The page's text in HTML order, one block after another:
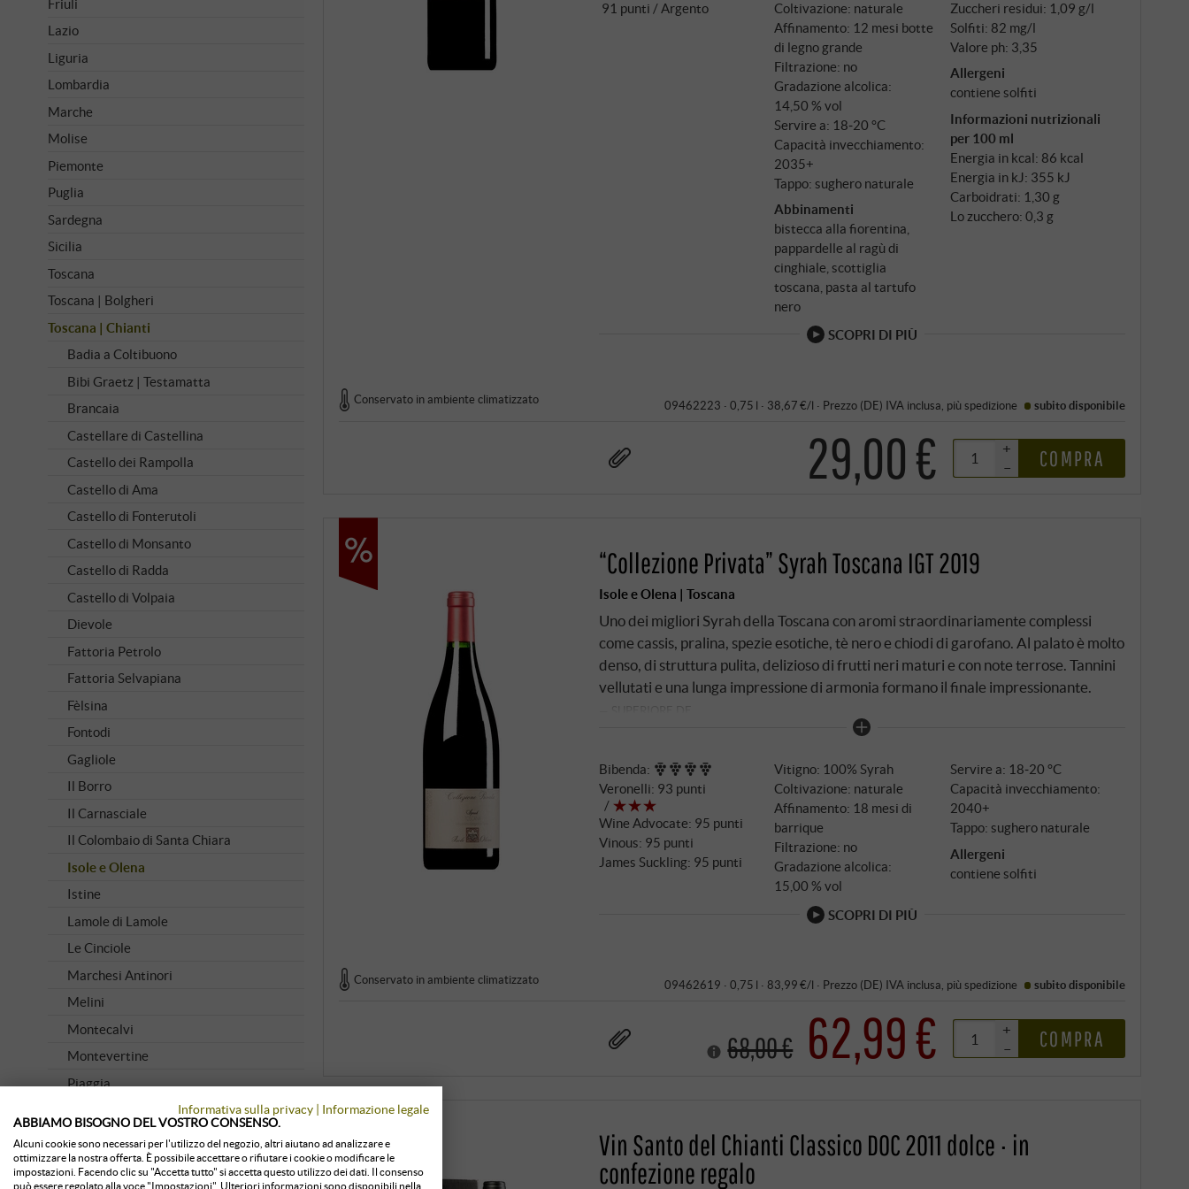
bottiglie di riferimento in Italia. Emanuele Reolon, il nuovo direttore tecnico di
Isole e Olena, riassume così: "Paolo ha portato lo stile piemontese in Toscana. Ha
trattato il Sangiovese come il Nebbiolo". Allora fu una rivoluzione. Oggi è un
91 punti / Argento
Coltivazione: naturale
Affinamento: 12 mesi botte
di legno grande
Filtrazione: no
Gradazione alcolica:
14,50 % vol
Servire a: 18‑20 °C
Capacità invecchiamento:
2035+
Tappo: sughero naturale
Abbinamenti
bistecca alla fiorentina,
pappardelle al ragù di
cinghiale, scottiglia
toscana, pasta al tartufo
nero
Zuccheri residui: 1,09 g/l
Solfiti: 82 mg/l
Valore ph: 3,35
Allergeni
contiene solfiti
Informazioni nutrizionali
per 100 ml
Energia in kcal: 86 kcal
Energia in kJ: 355 kJ
Carboidrati: 1,30 g
Lo zucchero: 0,3 g
SCOPRI DI PIÙ
Conservato in ambiente climatizzato 09462223 · 0,75 l · 38,67 €/l · Prezzo (DE) IVA inclusa , più spedizione subito disponibile
29,00 €
+
–
COMPRA
“Collezione Privata” Syrah Toscana IGT 2019
Isole e Olena | Toscana
Uno dei migliori Syrah della Toscana con aromi straordinariamente complessi
come cassis, pralina, spezie esotiche, tè nero e chiodi di garofano. Al palato è molto
denso, di struttura pulita, delizioso di frutti neri maturi e con note terrose. Tannini
vellutati e una lunga impressione di armonia formano il finale impressionante.
Bibenda:
Veronelli: 93 punti
Wine Advocate: 95 punti
Vinous: 95 punti
James Suckling: 95 punti
Vitigno: 100% Syrah
Coltivazione: naturale
Affinamento: 18 mesi di
barrique
Filtrazione: no
Gradazione alcolica:
15,00 % vol
Servire a: 18‑20 °C
Capacità invecchiamento:
2040+
Tappo: sughero naturale
Allergeni
contiene solfiti
SCOPRI DI PIÙ
Conservato in ambiente climatizzato 09462619 · 0,75 l · 83,99 €/l · Prezzo (DE) IVA inclusa , più spedizione subito disponibile
68,00 € 62,99 €
+
–
COMPRA
Vin Santo del Chianti Classico DOC 2011 dolce · in
confezione regalo
Friuli
Lazio
Liguria
Lombardia
Marche
Molise
Piemonte
Puglia
Sardegna
Sicilia
Toscana
Toscana | Bolgheri
Toscana | Chianti
Badia a Coltibuono
Bibi Graetz | Testamatta
Brancaia
Castellare di Castellina
Castello dei Rampolla
Castello di Ama
Castello di Fonterutoli
Castello di Monsanto
Castello di Radda
Castello di Volpaia
Dievole
Fattoria Petrolo
Fattoria Selvapiana
Fèlsina
Fontodi
Gagliole
Il Borro
Il Carnasciale
Il Colombaio di Santa Chiara
Isole e Olena
Istine
Lamole di Lamole
Le Cinciole
Marchesi Antinori
Melini
Montecalvi
Montevertine
Piaggia
Querciabella
Ricasoli 1141
Informativa sulla privacy | Informazione legale
ABBIAMO BISOGNO DEL VOSTRO CONSENSO.
Alcuni cookie sono necessari per l'utilizzo del negozio, altri aiutano ad analizzare e
ottimizzare la nostra offerta. È possibile accettare o rifiutare i cookie o modificare le
impostazioni. Facendo clic su "Accetta tutto" si accetta questo utilizzo dei dati. Il consenso
può essere regolato alla voce "Impostazioni". Ulteriori informazioni sono disponibili nella